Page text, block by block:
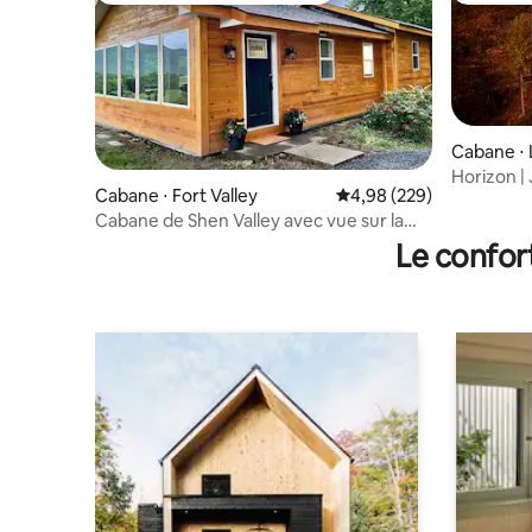
Cabane ⋅ Fort Valley Évaluation moyenne
4,98 (229)
Cabane de Shen Valley avec vue sur la
Cabane ⋅
Horizon |
Le